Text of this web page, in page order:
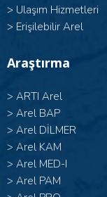
> Ulaşım Hizmetleri
> Erişilebilir Arel
Araştırma
> ARTI Arel
> Arel BAP
> Arel DİLMER
> Arel KAM
> Arel MED-I
> Arel PAM